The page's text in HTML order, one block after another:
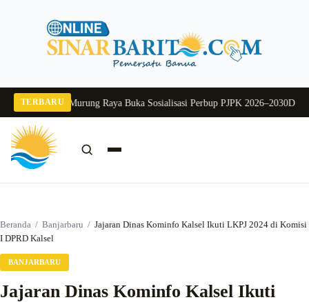
TERBARU
Pj Sekda Murung Raya Buka Sosialisasi Perbup PJPK 2026–2030Dukung
Beranda / Banjarbaru / Jajaran Dinas Kominfo Kalsel Ikuti LKPJ 2024 di Komisi
I DPRD Kalsel
BANJARBARU
Jajaran Dinas Kominfo Kalsel Ikuti